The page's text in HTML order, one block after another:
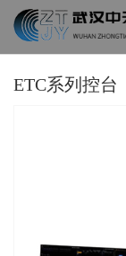
ETC系列控台